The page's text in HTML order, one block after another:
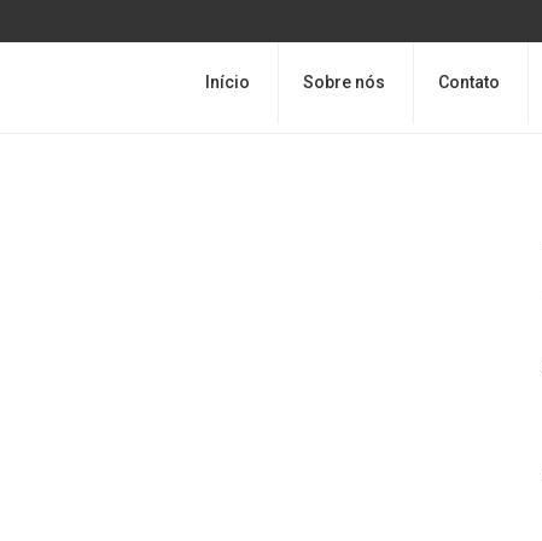
Início Sobre nós Contato